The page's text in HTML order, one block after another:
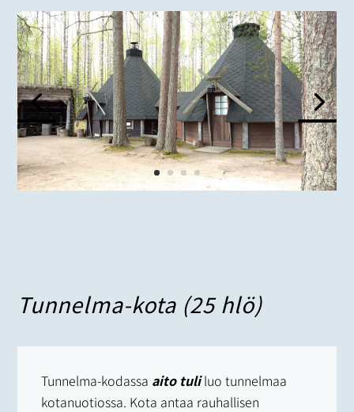
Tunnelma-kota (25 hlö)
Tunnelma-kodassa aito tuliluo tunnelmaa
kotanuotiossa. Kota antaa rauhallisen